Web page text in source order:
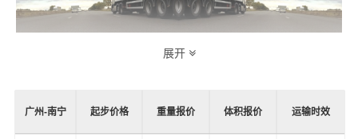
物流公司,物流运输,货运公司,发全国物流
加安全、及时、高效的运营，进一步提高港邦物流广州至
展开
广州-南宁 起步价格 重量报价 体积报价 运输时效